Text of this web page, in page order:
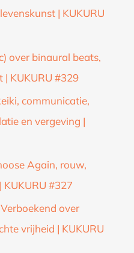
| KUKURU
over binaural beats,
| KUKURU #329
communicatie,
en vergeving |
Again, rouw,
KUKURU #327
over
vrijheid | KUKURU